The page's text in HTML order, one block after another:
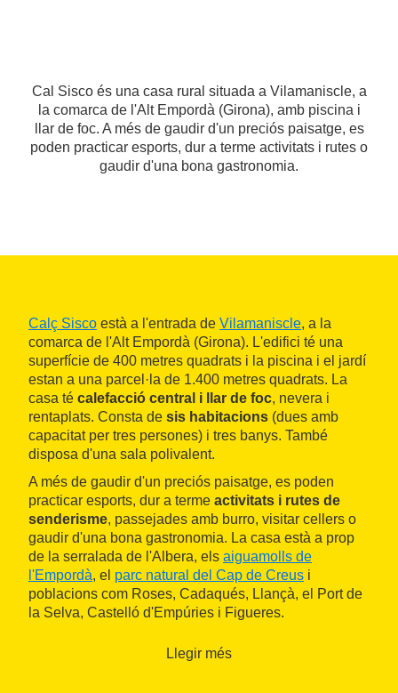
Cal Sisco és una casa rural situada a Vilamaniscle, a
la comarca de l'Alt Empordà (Girona), amb piscina i
llar de foc. A més de gaudir d'un preciós paisatge, es
poden practicar esports, dur a terme activitats i rutes o
gaudir d'una bona gastronomia.
Calç Sisco està a l'entrada de Vilamaniscle, a la
comarca de l'Alt Empordà (Girona). L'edifici té una
superfície de 400 metres quadrats i la piscina i el jardí
estan a una parcel·la de 1.400 metres quadrats. La
casa té calefacció central i llar de foc, nevera i
rentaplats. Consta de sis habitacions (dues amb
capacitat per tres persones) i tres banys. També
disposa d'una sala polivalent.
A més de gaudir d'un preciós paisatge, es poden
practicar esports, dur a terme activitats i rutes de
senderisme, passejades amb burro, visitar cellers o
gaudir d'una bona gastronomia. La casa està a prop
de la serralada de l'Albera, els aiguamolls de
l'Empordà, el parc natural del Cap de Creus i
poblacions com Roses, Cadaqués, Llançà, el Port de
la Selva, Castelló d'Empúries i Figueres.
Llegir més